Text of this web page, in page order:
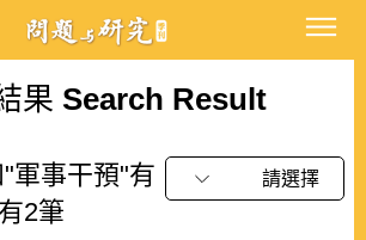
果 Search Result
軍事干預"有
2筆
請選擇